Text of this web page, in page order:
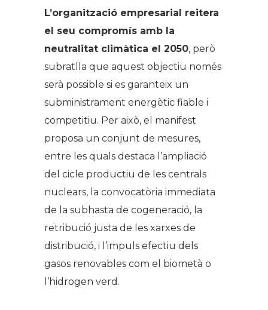
L’organització empresarial reitera
el seu compromís amb la
neutralitat climàtica el 2050, però
subratlla que aquest objectiu només
serà possible si es garanteix un
subministrament energètic fiable i
competitiu. Per això, el manifest
proposa un conjunt de mesures,
entre les quals destaca l’ampliació
del cicle productiu de les centrals
nuclears, la convocatòria immediata
de la subhasta de cogeneració, la
retribució justa de les xarxes de
distribució, i l’impuls efectiu dels
gasos renovables com el biometà o
l’hidrogen verd.